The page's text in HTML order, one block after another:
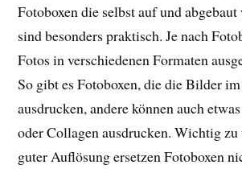
Fotoboxen die selbst auf und
sind besonders praktisch. Je nach
Fotos in verschiedenen Formaten
So gibt es Fotoboxen, die die Bilder
ausdrucken, andere können auch
oder Collagen ausdrucken. Wichtig
guter Auflösung ersetzen Fotoboxen